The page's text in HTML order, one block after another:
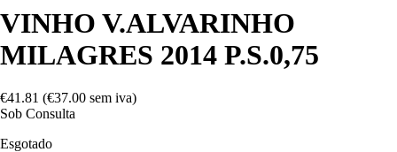
VINHO V.ALVARINHO
MILAGRES 2014 P.S.0,75
€41.81 (€37.00 sem iva)
Sob Consulta
Esgotado